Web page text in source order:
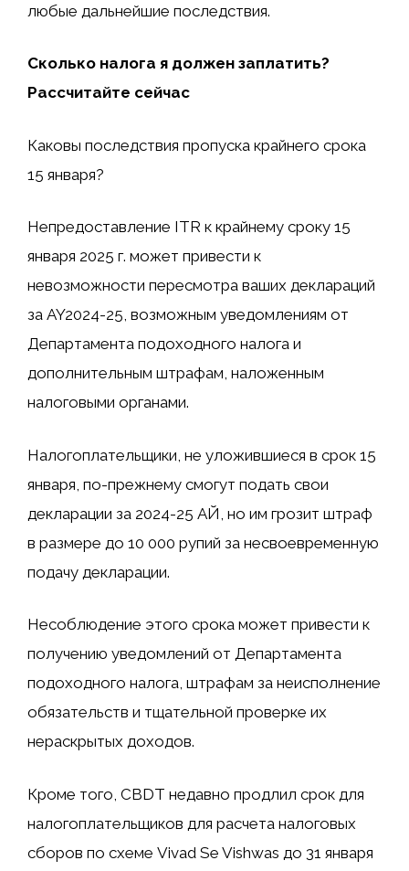
любые дальнейшие последствия.
Сколько налога я должен заплатить?
Рассчитайте сейчас
Каковы последствия пропуска крайнего срока
15 января?
Непредоставление ITR к крайнему сроку 15
января 2025 г. может привести к
невозможности пересмотра ваших деклараций
за AY2024-25, возможным уведомлениям от
Департамента подоходного налога и
дополнительным штрафам, наложенным
налоговыми органами.
Налогоплательщики, не уложившиеся в срок 15
января, по-прежнему смогут подать свои
декларации за 2024-25 АЙ, но им грозит штраф
в размере до 10 000 рупий за несвоевременную
подачу декларации.
Несоблюдение этого срока может привести к
получению уведомлений от Департамента
подоходного налога, штрафам за неисполнение
обязательств и тщательной проверке их
нераскрытых доходов.
Кроме того, CBDT недавно продлил срок для
налогоплательщиков для расчета налоговых
сборов по схеме Vivad Se Vishwas до 31 января